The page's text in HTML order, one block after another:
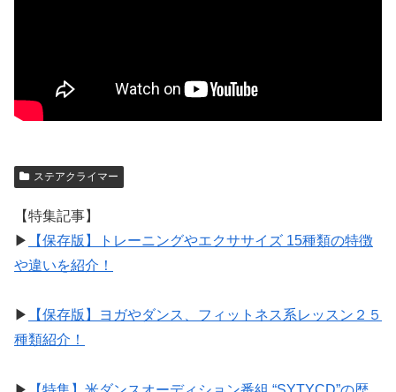
ステアクライマー
【特集記事】
▶︎
【保存版】トレーニングやエクササイズ 15種類の特徴
や違いを紹介！
▶︎
【保存版】ヨガやダンス、フィットネス系レッスン２５
種類紹介！